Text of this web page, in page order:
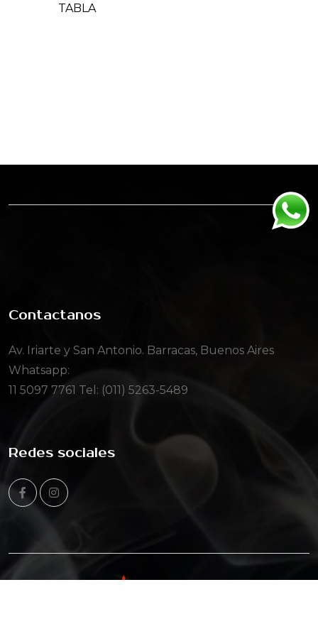
TABLA
Contactanos
Av. Iriarte y San Antonio. Barracas, Buenos Aires
Whatsapp:
11 5097 7761 Tel: (011) 5263-5489
Redes sociales